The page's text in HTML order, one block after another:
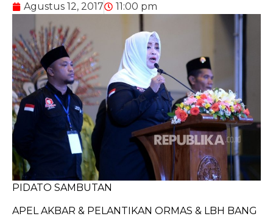
Agustus 12, 2017 11:00 pm
PIDATO SAMBUTAN
APEL AKBAR & PELANTIKAN ORMAS & LBH BANG